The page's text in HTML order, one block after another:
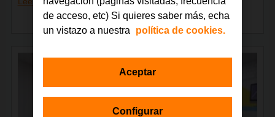
de acceso, etc) Si quieres saber más, echa
un vistazo a nuestra
política de cookies.
Configurar
Aceptar